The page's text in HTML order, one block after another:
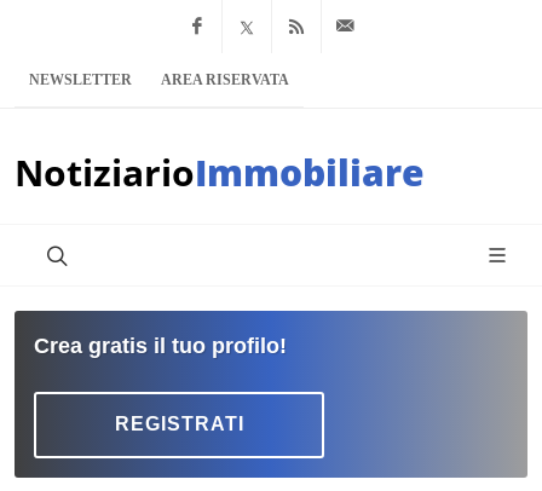
Facebook
x.com Feed RSS
NEWSLETTER AREA RISERVATA
NotiziarioImmobiliare
Crea gratis il tuo profilo!
REGISTRATI